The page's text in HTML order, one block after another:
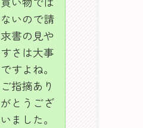
ないので請
求書の見や
すさは大事
ですよね。
ご指摘あり
がとうござ
いました。